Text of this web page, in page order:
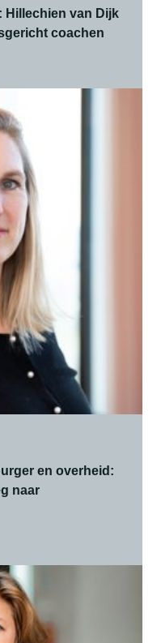
Hillechien van Dijk
coachen
en overheid:
naar